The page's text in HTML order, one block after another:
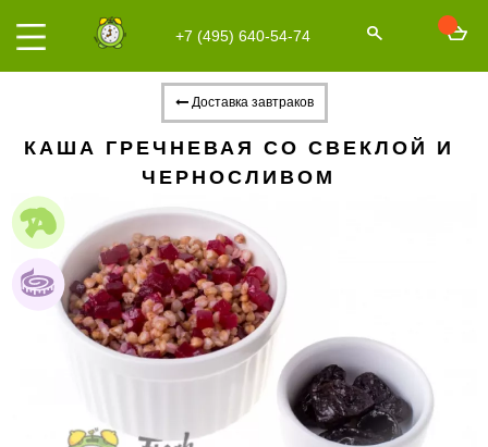
+7 (495) 640-54-74
Доставка завтраков
КАША ГРЕЧНЕВАЯ СО СВЕКЛОЙ И
ЧЕРНОСЛИВОМ